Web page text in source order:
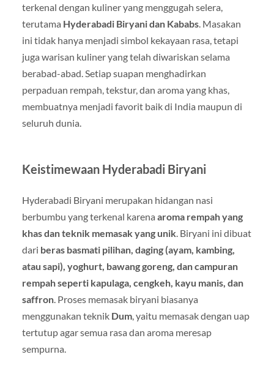
terkenal dengan kuliner yang menggugah selera,
terutama Hyderabadi Biryani dan Kababs. Masakan
ini tidak hanya menjadi simbol kekayaan rasa, tetapi
juga warisan kuliner yang telah diwariskan selama
berabad-abad. Setiap suapan menghadirkan
perpaduan rempah, tekstur, dan aroma yang khas,
membuatnya menjadi favorit baik di India maupun di
seluruh dunia.
Keistimewaan Hyderabadi Biryani
Hyderabadi Biryani merupakan hidangan nasi
berbumbu yang terkenal karena aroma rempah yang
khas dan teknik memasak yang unik. Biryani ini dibuat
dari beras basmati pilihan, daging (ayam, kambing,
atau sapi), yoghurt, bawang goreng, dan campuran
rempah seperti kapulaga, cengkeh, kayu manis, dan
saffron. Proses memasak biryani biasanya
menggunakan teknik Dum, yaitu memasak dengan uap
tertutup agar semua rasa dan aroma meresap
sempurna.